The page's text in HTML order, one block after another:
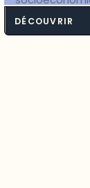
DÉCOUVRIR